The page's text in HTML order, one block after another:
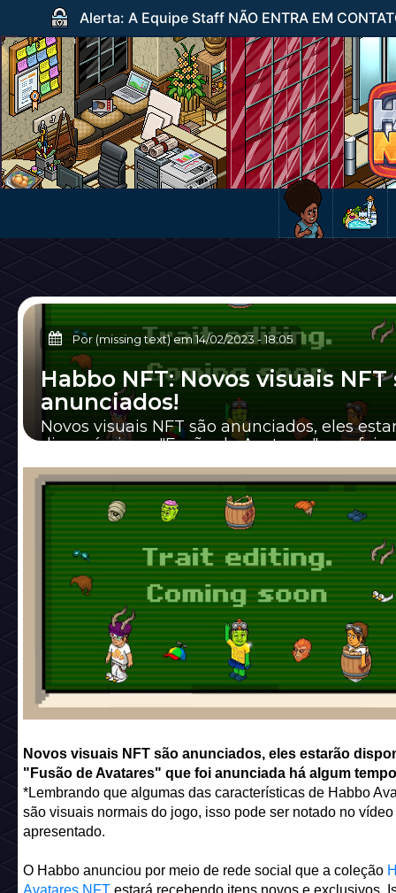
Alerta: A Equipe Staff NÃO ENTRA EM
Por (missing text) em14/02/2023 -18:05
Habbo NFT: Novos visuais NFT
anunciados!
Novos visuais NFT são anunciados, eles
disponíveis na "Fusão de Avatares" que foi
Novos visuais NFT são anunciados, eles estarão
"Fusão de Avatares" que foi anunciada há algum
*Lembrando que algumas das características de Habbo
são visuais normais do jogo, isso pode ser notado no vídeo
apresentado.
O Habbo anunciou por meio de rede social que a coleção
Avatares NFTestará recebendo itens novos e exclusivos.